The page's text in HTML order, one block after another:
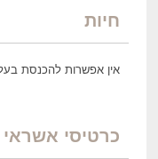
חיות
אין אפשרות להכנסת
כרטיסי